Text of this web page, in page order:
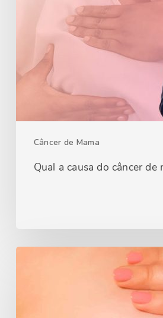
Câncer de Mama
Qual a causa do câncer de